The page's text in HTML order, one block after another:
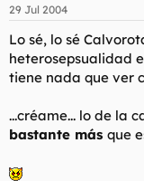
29 Jul 2004
Lo sé, lo sé
heterosepsualidad
tiene nada que ver
...créame... lo de la
bastante más que